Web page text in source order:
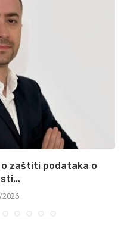
zaštiti podataka o